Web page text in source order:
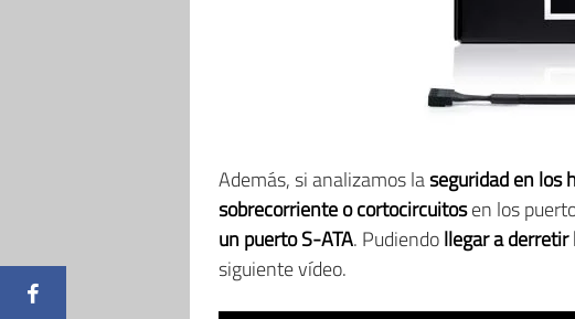
Además, si analizamos laseguridad en los
sobrecorriente o cortocircuitosen los
un puerto S-ATA. Pudiendollegar a derretir
siguiente vídeo.